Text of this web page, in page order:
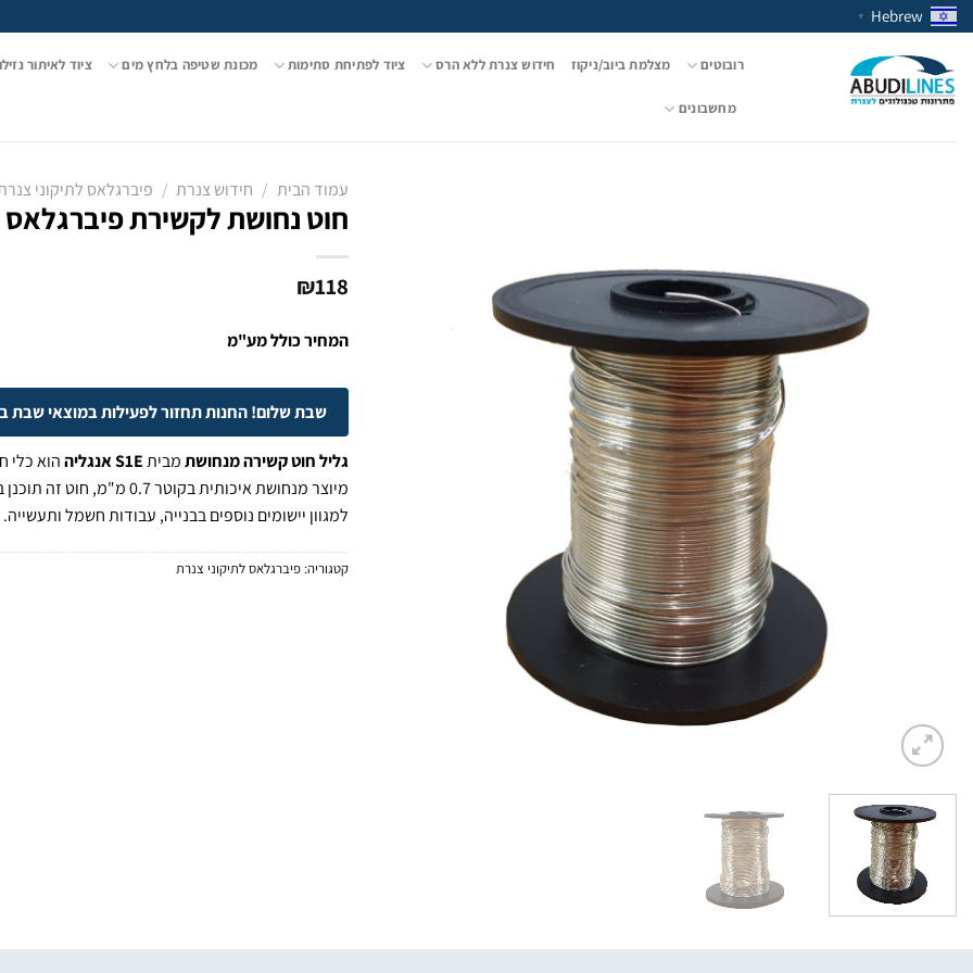
Skip
to
content
Hebrew
▼
רובוטים מצלמת ביוב/ניקוז חידוש צנרת ללא הרס ציוד לפתיחת סתימות מכונת שטיפה בלחץ מים ציוד לאיתור
מחשבונים
עמוד הבית / חידוש צנרת / פיברגלאס לתיקוני
חוט נחושת לקשירת פיברגלאס
₪118
המחיר כולל מע"מ
שבת שלום! החנות תחזור לפעילות במוצאי שבת בשעה
גליל חוט קשירה מנחושתמביתS1E אנגליה
הוא כלי
למגוון יישומים נוספים בבנייה, עבודות חשמל ותעשייה.
קטגוריה: פיברגלאס לתיקוני צנרת